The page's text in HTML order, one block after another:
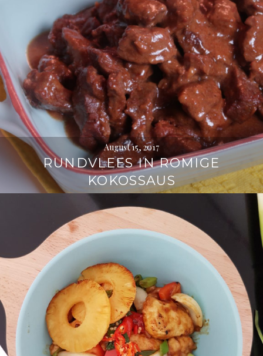
August 15, 2017
RUNDVLEES IN ROMIGE
KOKOSSAUS